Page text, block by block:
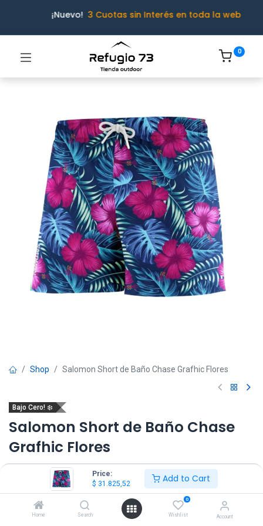
Price:
$ 31.825,52 Add to Cart
Home Search
0
Wishlist Account
¡Nuevo! 3 Cuotas sin Interés en toda la web
0
Shop Salomon Short de Baño Chase Grafhic Flores
Bajo Cero! ❄️
Salomon Short de Baño Chase
Grafhic Flores
(0 reseña)
31.825,52 53.042,53 IVA Incluido